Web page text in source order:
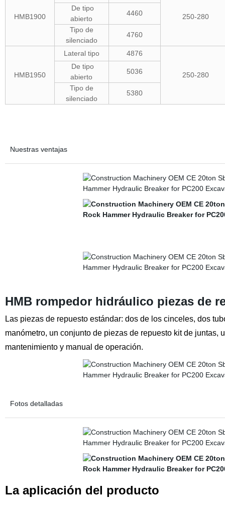
HMB1900 250-280
De tipo
abierto
4460
Tipo de
silenciado
4760
HMB1950
Lateral tipo 4876
250-280
De tipo
abierto
5036
Tipo de
silenciado
5380
Nuestras ventajas
HMB rompedor hidráulico piezas de
Las piezas de repuesto estándar: dos de los cinceles, dos
manómetro, un conjunto de piezas de repuesto kit de
mantenimiento y manual de operación.
Fotos detalladas
La aplicación del producto